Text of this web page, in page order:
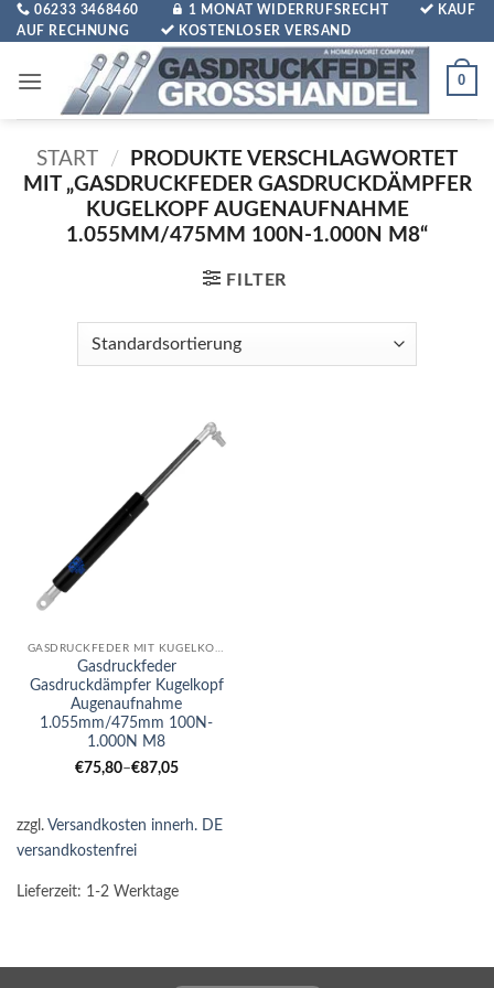
Zum
Inhalt
06233 3468460 1 MONAT WIDERRUFSRECHT
KAUF
AUF RECHNUNG
KOSTENLOSER VERSAND
0
START /
PRODUKTE VERSCHLAGWORTET
MIT „GASDRUCKFEDER GASDRUCKDÄMPFER
KUGELKOPF AUGENAUFNAHME
1.055MM/475MM 100N-1.000N M8“
FILTER
GASDRUCKFEDER MIT KUGELKOPF-AUGE KOMBI
Gasdruckfeder
Gasdruckdämpfer Kugelkopf
Augenaufnahme
1.055mm/475mm 100N-
1.000N M8
€75,80–€87,05
zzgl. Versandkosten innerh. DE
versandkostenfrei
Lieferzeit: 1-2 Werktage